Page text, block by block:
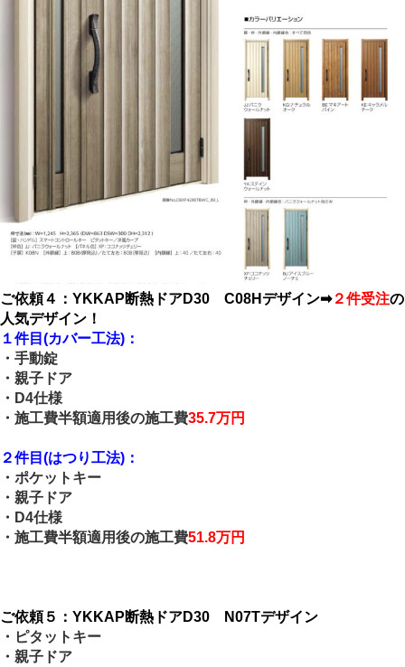
ご依頼４：YKKAP断熱ドアD30 C08Hデザイン➡２件受注の
人気デザイン！
１件目(カバー工法)：
・手動錠
・親子ドア
・D4仕様
・施工費半額適用後の施工費35.7万円
２件目(はつり工法)：
・ポケットキー
・親子ドア
・D4仕様
・施工費半額適用後の施工費51.8万円
ご依頼５：YKKAP断熱ドアD30 N07Tデザイン
・ピタットキー
・親子ドア